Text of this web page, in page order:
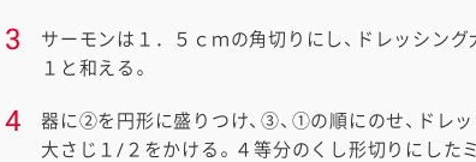
3
サーモンは１．５ｃｍの角切りにし、ドレッシング
１と和える。
4
器に②を円形に盛りつけ、③、①の順にのせ、ドレ
大さじ１/２をかける。４等分のくし形切りにした